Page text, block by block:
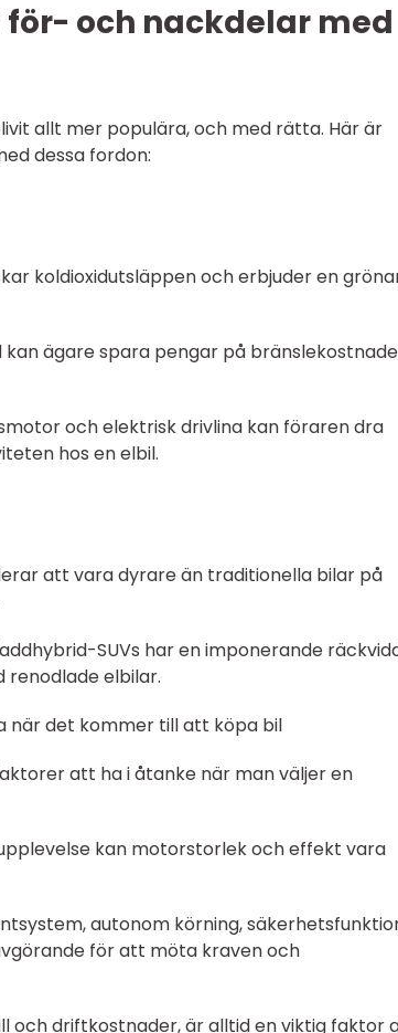
och nackdelar med
allt mer populära, och med rätta. Här är
dessa fordon:
koldioxidutsläppen och erbjuder en
ägare spara pengar på
och elektrisk drivlina kan föraren dra
hos en elbil.
att vara dyrare än traditionella bilar på
SUVs har en imponerande
renodlade elbilar.
när det kommer till att köpa bil
att ha i åtanke när man väljer en
kan motorstorlek och effekt vara
autonom körning,
för att möta kraven och
och driftkostnader, är alltid en viktig faktor